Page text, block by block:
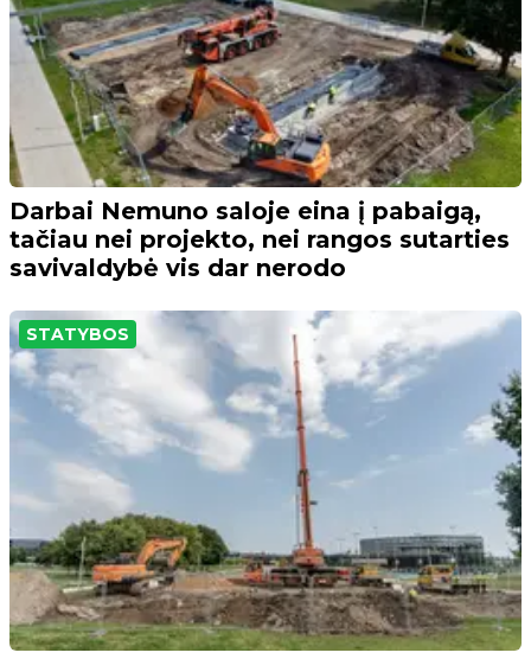
Darbai Nemuno saloje eina į pabaigą,
tačiau nei projekto, nei rangos sutarties
savivaldybė vis dar nerodo
STATYBOS